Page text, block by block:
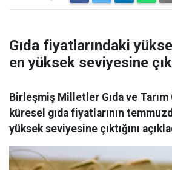
Gıda fiyatlarındaki
en yüksek seviyesine
Birleşmiş Milletler Gıda ve Tarım
küresel gıda fiyatlarının
yüksek seviyesine çıktığını